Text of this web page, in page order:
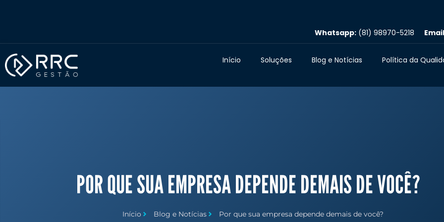
Whatsapp: (81) 98970-5218
Início Soluções Blog e Notícias Política da
POR QUE SUA EMPRESA DEPENDE DEMAIS DE VOCÊ?
Início Blog e Notícias Por que sua empresa depende demais de você?